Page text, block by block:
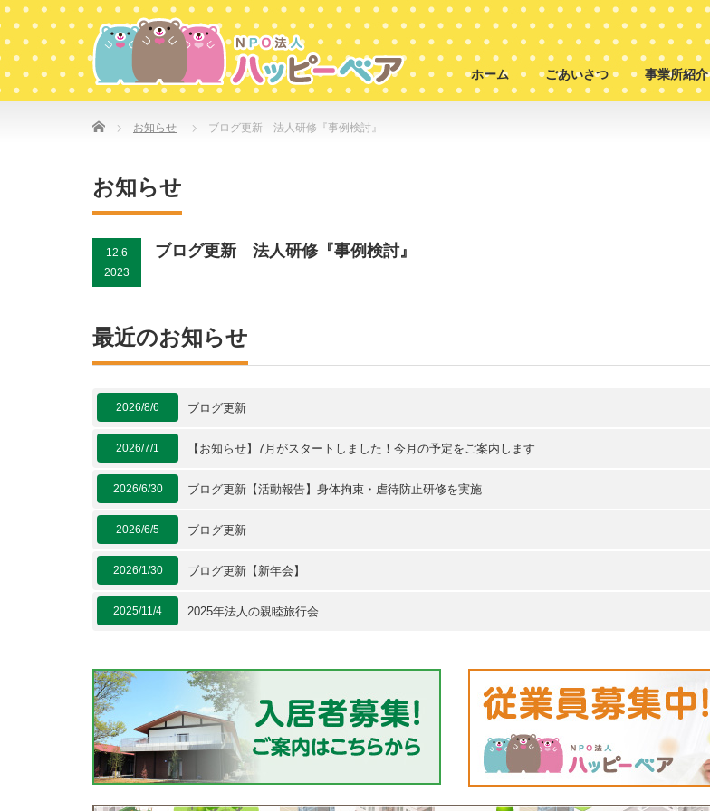
ホーム ごあいさつ 事業所紹介
Home お知らせ ブログ更新 法人研修『事例検討』
お知らせ
12.6
2023
ブログ更新 法人研修『事例検討』
最近のお知らせ
2026/8/6 ブログ更新
2026/7/1 【お知らせ】7月がスタートしました！今月の予定をご案内します
2026/6/30 ブログ更新【活動報告】身体拘束・虐待防止研修を実施
2026/6/5 ブログ更新
2026/1/30 ブログ更新【新年会】
2025/11/4 2025年法人の親睦旅行会